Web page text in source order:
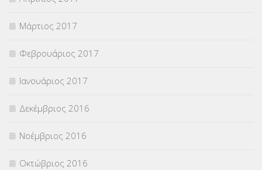
Μάρτιος 2017
Φεβρουάριος 2017
Ιανουάριος 2017
Δεκέμβριος 2016
Νοέμβριος 2016
Οκτώβριος 2016